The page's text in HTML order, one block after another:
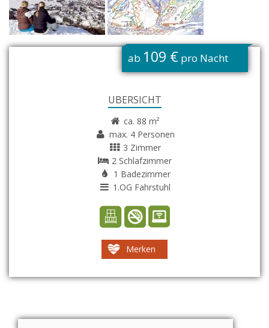
ab 109 € pro Nacht
ÜBERSICHT
ca. 88 m²
max. 4 Personen
3 Zimmer
2 Schlafzimmer
1 Badezimmer
1.OG Fahrstuhl
Merken